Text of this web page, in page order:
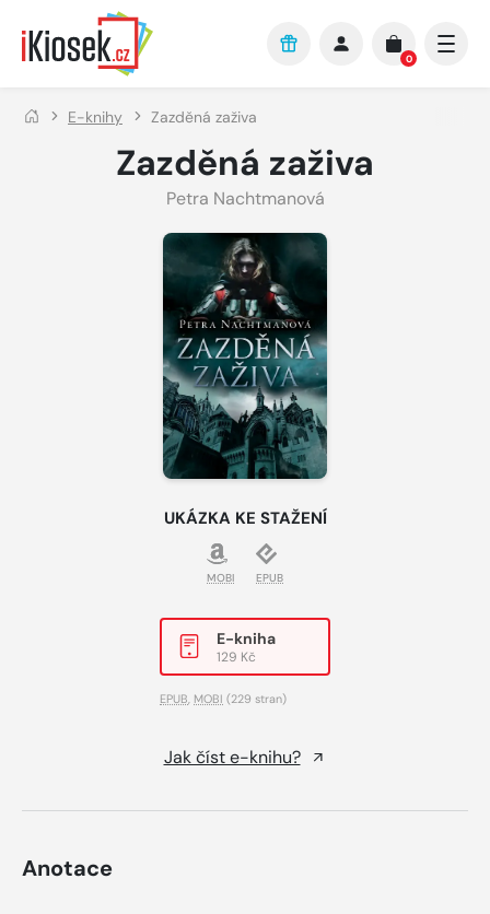
Přejít na hlavní obsah
0
E-knihy Zazděná zaživa
Zazděná zaživa
Petra Nachtmanová
UKÁZKA KE STAŽENÍ
MOBI EPUB
E-kniha
129 Kč
EPUB, MOBI (229 stran)
Jak číst e-knihu?
Anotace